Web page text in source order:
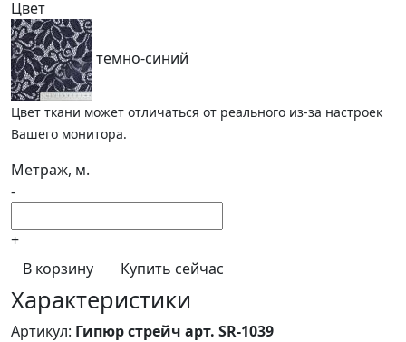
Цвет
темно-синий
Цвет ткани может отличаться от реального из-за настроек
Вашего монитора.
Метраж, м.
-
+
В корзину
Купить сейчас
Характеристики
Артикул: Гипюр стрейч арт. SR-1039